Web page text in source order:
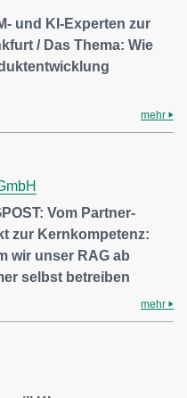
und KI-Experten zur
/ Das Thema: Wie
mehr
Vom Partner-
zur Kernkompetenz:
wir unser RAG ab
selbst betreiben
mehr